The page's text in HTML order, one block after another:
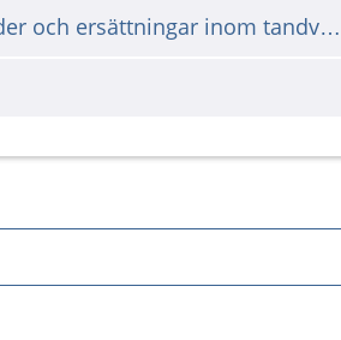
Kostnader och ersättningar inom tandvård